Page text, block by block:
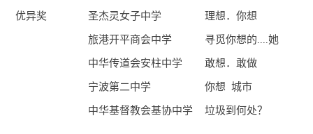
优异奖 圣杰灵女子中学
理想．你想
旅港开平商会中学
寻觅你想的....她
中华传道会安柱中学
敢想．敢做
宁波第二中学
你想 城市
中华基督教会基协中学
垃圾到何处？